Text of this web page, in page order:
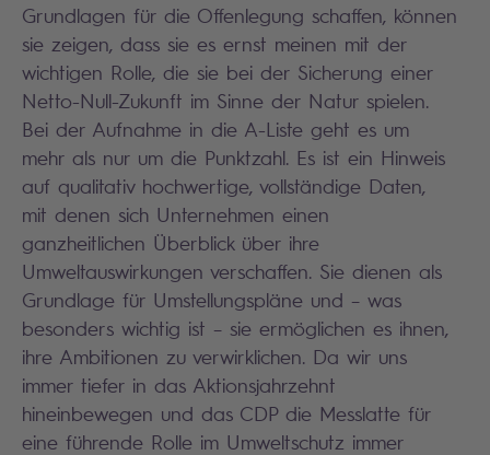
Grundlagen für die Offenlegung schaffen, können
sie zeigen, dass sie es ernst meinen mit der
wichtigen Rolle, die sie bei der Sicherung einer
Netto-Null-Zukunft im Sinne der Natur spielen.
Bei der Aufnahme in die A-Liste geht es um
mehr als nur um die Punktzahl. Es ist ein Hinweis
auf qualitativ hochwertige, vollständige Daten,
mit denen sich Unternehmen einen
ganzheitlichen Überblick über ihre
Umweltauswirkungen verschaffen. Sie dienen als
Grundlage für Umstellungspläne und – was
besonders wichtig ist – sie ermöglichen es ihnen,
ihre Ambitionen zu verwirklichen. Da wir uns
immer tiefer in das Aktionsjahrzehnt
hineinbewegen und das CDP die Messlatte für
eine führende Rolle im Umweltschutz immer